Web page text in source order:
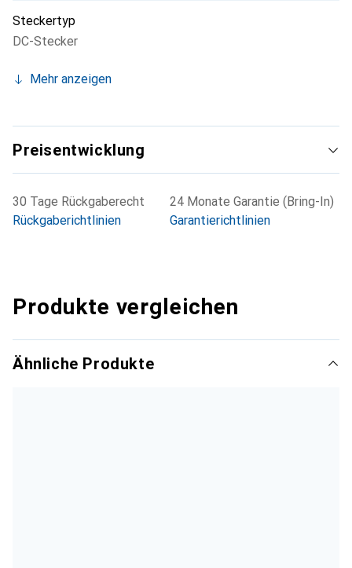
Steckertyp
DC-Stecker
Mehr anzeigen
Preisentwicklung
30 Tage Rückgaberecht
Rückgaberichtlinien
24 Monate Garantie (Bring-In)
Garantierichtlinien
Produkte vergleichen
Ähnliche Produkte